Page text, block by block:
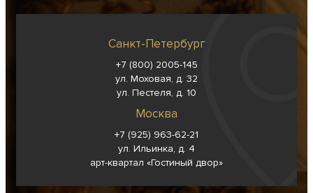
Санкт-Петербург
+7 (800) 2005-145
ул. Моховая, д. 32
ул. Пестеля, д. 10
Москва
+7 (925) 963-62-21
ул. Ильинка, д. 4
арт-квартал «Гостиный двор»